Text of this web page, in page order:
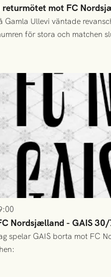
returmötet mot FC
Gamla Ullevi väntade
för stora och matchen
Nordsjælland - GAIS
spelar GAIS borta mot FC